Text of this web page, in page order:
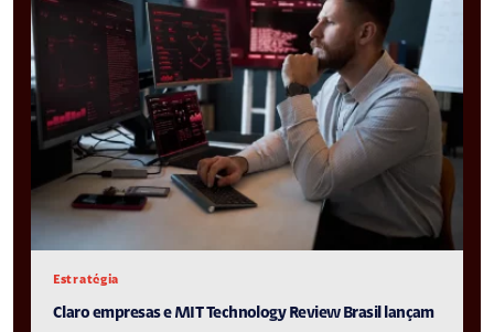
Estratégia
Claro empresas e MIT Technology Review Brasil lançam